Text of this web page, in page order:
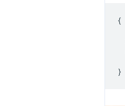
{
}